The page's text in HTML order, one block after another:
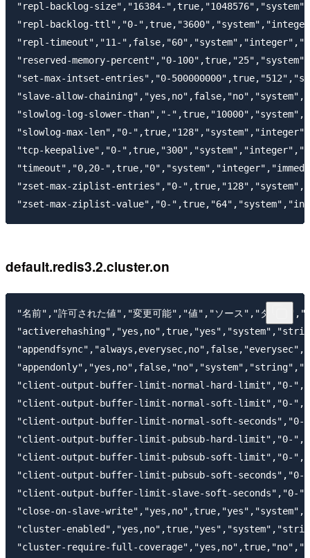
"repl-backlog-size","16384-
"repl-backlog-ttl","0-
"repl-timeout","11-
"reserved-memory-percent","0-
"set-max-intset-entries","0-
"slave-allow-
"slowlog-log-slower-than","-
"slowlog-max-len","0-
"tcp-keepalive","0-
"timeout","0,20-
"zset-max-ziplist-entries","0-
default.redis3.2.cluster.on
"名前","許可された値","変更可能","値","ソース","タイプ","
"client-output-buffer-limit-normal-hard-limit","0-
"client-output-buffer-limit-normal-soft-limit","0-
"client-output-buffer-limit-normal-soft-
"client-output-buffer-limit-pubsub-hard-limit","0-
"client-output-buffer-limit-pubsub-soft-limit","0-
"client-output-buffer-limit-pubsub-soft-
"client-output-buffer-limit-slave-soft-seconds","0-
"close-on-slave-
"cluster-
"cluster-require-full-